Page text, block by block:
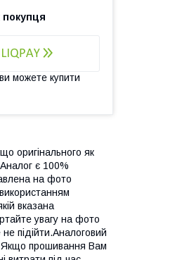
покупця
можете купити
оригінального як
є 100%
на фото
вказана
увагу на фото
підійти.Аналоговий
Якщо прошивання Вам